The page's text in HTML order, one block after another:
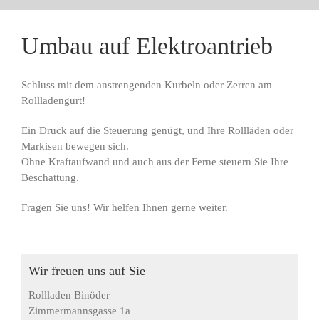
Umbau auf Elektroantrieb
Schluss mit dem anstrengenden Kurbeln oder Zerren am
Rollladengurt!
Ein Druck auf die Steuerung genügt, und Ihre Rollläden oder
Markisen bewegen sich.
Ohne Kraftaufwand und auch aus der Ferne steuern Sie Ihre
Beschattung.
Fragen Sie uns! Wir helfen Ihnen gerne weiter.
Wir freuen uns auf Sie
Rollladen Binöder
Zimmermannsgasse 1a